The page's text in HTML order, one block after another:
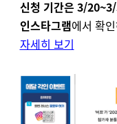
신청 기간은 3/
인스타그램에서 확
자세히 보기